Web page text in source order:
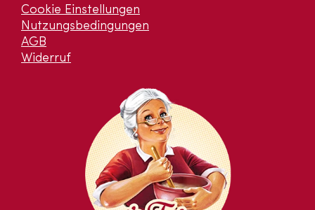
Cookie Einstellungen
Nutzungsbedingungen
AGB
Widerruf